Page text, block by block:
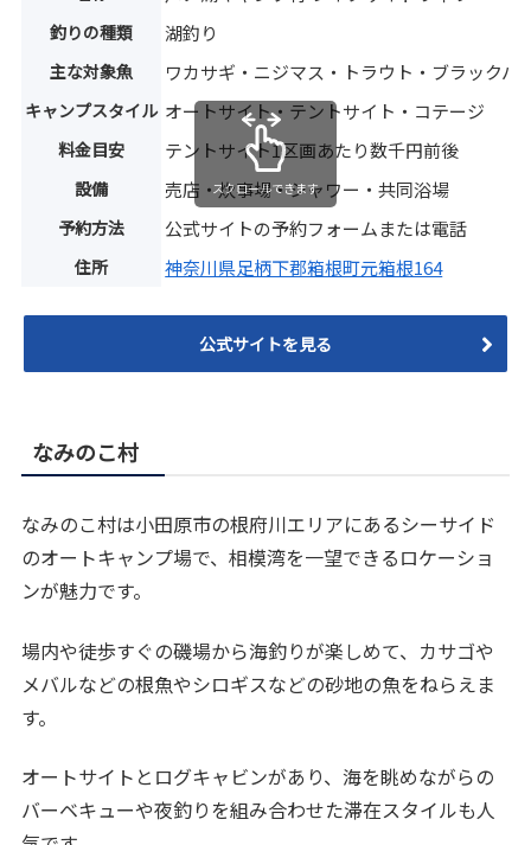
釣りの種類 湖釣り
主な対象魚 ワカサギ・ニジマス・トラウト・ブラックバ
キャンプスタイル オートサイト・テントサイト・コテージ
料金目安 テントサイト1区画あたり数千円前後
設備 売店・炊事場・シャワー・共同浴場
予約方法 公式サイトの予約フォームまたは電話
住所 神奈川県足柄下郡箱根町元箱根164
スクロールできます
公式サイトを見る
なみのこ村
なみのこ村は小田原市の根府川エリアにあるシーサイド
のオートキャンプ場で、相模湾を一望できるロケーショ
ンが魅力です。
場内や徒歩すぐの磯場から海釣りが楽しめて、カサゴや
メバルなどの根魚やシロギスなどの砂地の魚をねらえま
す。
オートサイトとログキャビンがあり、海を眺めながらの
バーベキューや夜釣りを組み合わせた滞在スタイルも人